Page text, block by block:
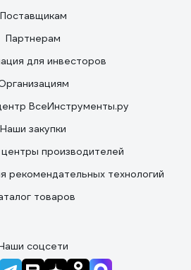
Поставщикам
Партнерам
для инвесторов
ВсеИнструменты.ру
Наши закупки
производителей
рекомендательных технологий
товаров
соцсети